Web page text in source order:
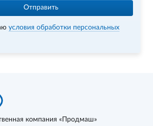
Отправить
условия обработки персональных
компания «Продмаш»